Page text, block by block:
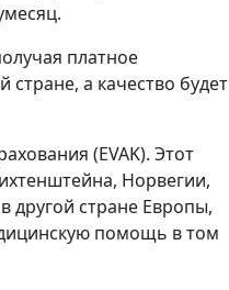
платное
а качество будет
(EVAK). Этот
Норвегии,
другой стране Европы,
помощь в том